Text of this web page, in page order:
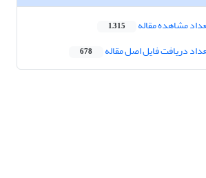
مشاهده مقاله 1,315
دریافت فایل اصل مقاله 678